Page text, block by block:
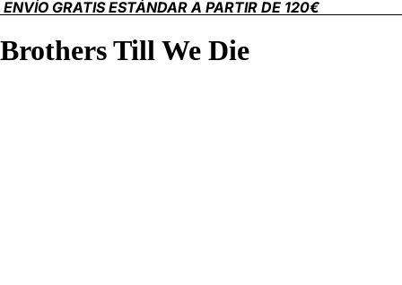
ENVÍO GRATIS ESTÁNDAR A PARTIR DE 120€
Brothers Till We Die